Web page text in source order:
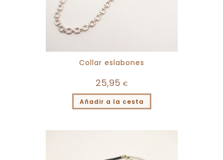
Collar eslabones
25,95 €
Añadir a la cesta